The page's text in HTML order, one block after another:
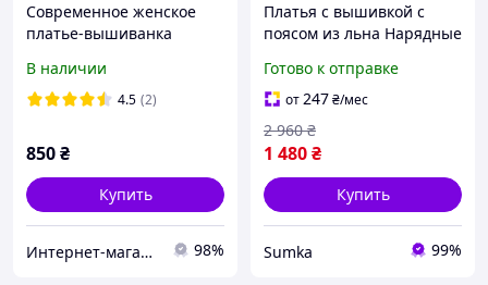
Современное женское
платье-вышиванка
В наличии
4.5 (2)
850₴
Купить
Интернет-магазин Nezlamnyi.kh.ua 98%
Платья с вышивкой с
поясом из льна Нарядные
женское платье в этно-
стиле Украинские платья
вышиванки
Готово к отправке
от247₴/мес
1 480₴
2 960 ₴
Купить
Sumka 99%